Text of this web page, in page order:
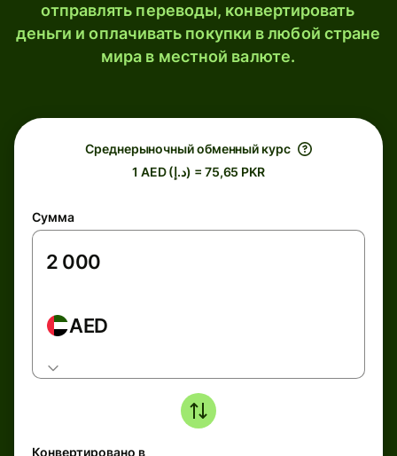
отправлять переводы, конвертировать
деньги и оплачивать покупки в любой стране
мира в местной валюте.
Среднерыночный обменный курс
1 AED (د.إ) = 75,65 PKR
Сумма
AED
Конвертировано в